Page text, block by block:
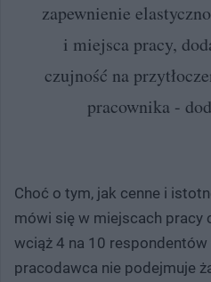
zapewnienie
i miejsca pracy,
czujność na
pracownika -
Choć o tym, jak cenne i
mówi się w miejscach pracy
wciąż 4 na 10 respondentów
pracodawca nie podejmuje